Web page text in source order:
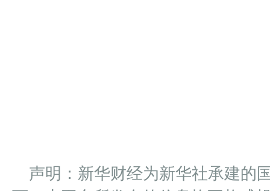
声明：新华财经为新华社承建的